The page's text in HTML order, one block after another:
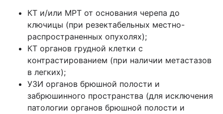
КТ и/или МРТ от основания черепа до
ключицы (при резектабельных местно-
распространенных опухолях);
КТ органов грудной клетки с
контрастированием (при наличии метастазов
в легких);
УЗИ органов брюшной полости и
забрюшинного пространства (для исключения
патологии органов брюшной полости и